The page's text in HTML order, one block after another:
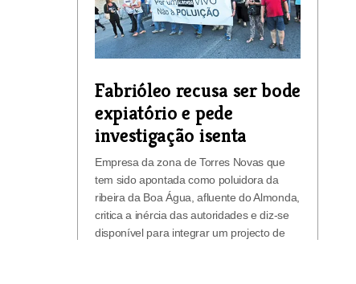
Fabrióleo recusa ser bode
expiatório e pede
investigação isenta
Empresa da zona de Torres Novas que
tem sido apontada como poluidora da
ribeira da Boa Água, afluente do Almonda,
critica a inércia das autoridades e diz-se
disponível para integrar um projecto de